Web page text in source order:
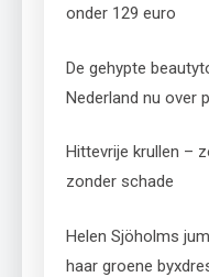
onder 129 euro
De gehypte
Nederland nu over
Hittevrije krullen –
zonder schade
Helen Sjöholms
haar groene